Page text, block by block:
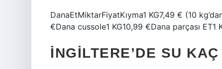
DanaEtMiktarFiyatKıyma1 KG7,49 € (10
€Dana cussole1 KG10,99 €Dana parçası ET1
İNGILTERE’DE SU